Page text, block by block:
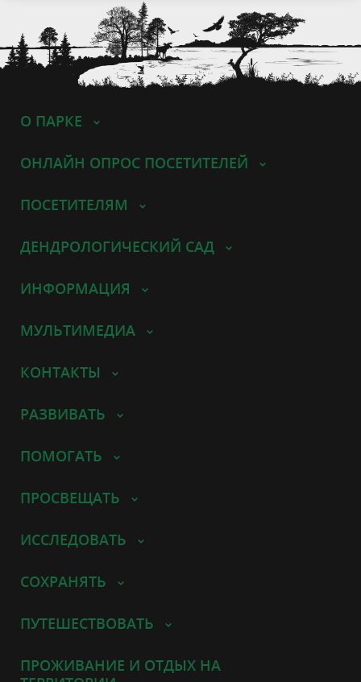
О ПАРКЕ
ОНЛАЙН ОПРОС ПОСЕТИТЕЛЕЙ
ПОСЕТИТЕЛЯМ
ДЕНДРОЛОГИЧЕСКИЙ САД
ИНФОРМАЦИЯ
МУЛЬТИМЕДИА
КОНТАКТЫ
РАЗВИВАТЬ
ПОМОГАТЬ
ПРОСВЕЩАТЬ
ИССЛЕДОВАТЬ
СОХРАНЯТЬ
ПУТЕШЕСТВОВАТЬ
ПРОЖИВАНИЕ И ОТДЫХ НА